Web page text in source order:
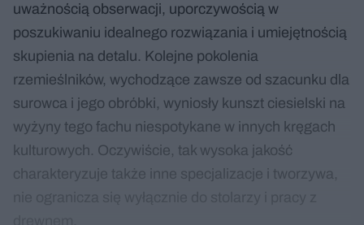
uważnością obserwacji, uporczywością w
poszukiwaniu idealnego rozwiązania i umiejętnością
skupienia na detalu. Kolejne pokolenia
rzemieślników, wychodzące zawsze od szacunku dla
surowca i jego obróbki, wyniosły kunszt ciesielski na
wyżyny tego fachu niespotykane w innych kręgach
kulturowych. Oczywiście, tak wysoka jakość
charakteryzuje także inne specjalizacje i tworzywa,